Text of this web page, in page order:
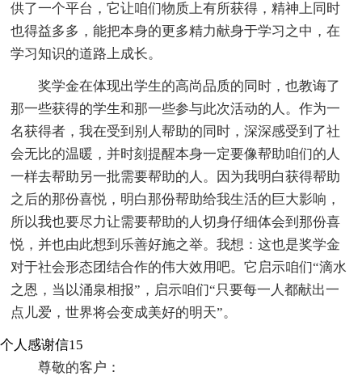
供了一个平台，它让咱们物质上有所获得，精神上同时
也得益多多，能把本身的更多精力献身于学习之中，在
学习知识的道路上成长。
奖学金在体现出学生的高尚品质的同时，也教诲了
那一些获得的学生和那一些参与此次活动的人。作为一
名获得者，我在受到别人帮助的同时，深深感受到了社
会无比的温暖，并时刻提醒本身一定要像帮助咱们的人
一样去帮助另一批需要帮助的人。因为我明白获得帮助
之后的那份喜悦，明白那份帮助给我生活的巨大影响，
所以我也要尽力让需要帮助的人切身仔细体会到那份喜
悦，并也由此想到乐善好施之举。我想：这也是奖学金
对于社会形态团结合作的伟大效用吧。它启示咱们“滴水
之恩，当以涌泉相报”，启示咱们“只要每一人都献出一
点儿爱，世界将会变成美好的明天”。
个人感谢信15
尊敬的客户：